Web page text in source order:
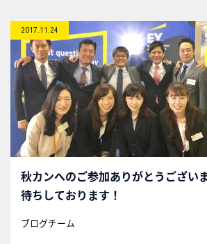
2017.11.24
秋カンへのご参加ありがとうござい
待ちしております！
ブログチーム